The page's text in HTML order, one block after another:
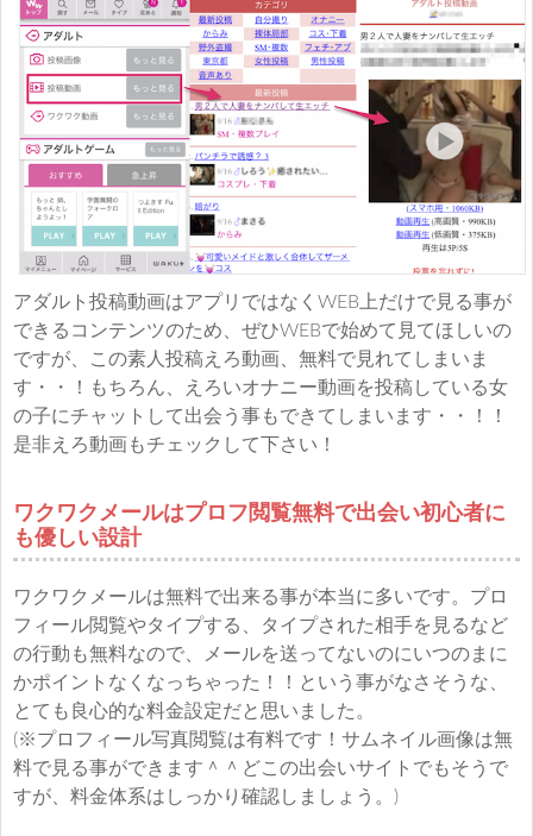
アダルト投稿動画はアプリではなくWEB上だけで見る事が
できるコンテンツのため、ぜひWEBで始めて見てほしいの
ですが、この素人投稿えろ動画、無料で見れてしまいま
す・・！もちろん、えろいオナニー動画を投稿している女
の子にチャットして出会う事もできてしまいます・・！！
是非えろ動画もチェックして下さい！
ワクワクメールはプロフ閲覧無料で出会い初心者に
も優しい設計
ワクワクメールは無料で出来る事が本当に多いです。プロ
フィール閲覧やタイプする、タイプされた相手を見るなど
の行動も無料なので、メールを送ってないのにいつのまに
かポイントなくなっちゃった！！という事がなさそうな、
とても良心的な料金設定だと思いました。
(※プロフィール写真閲覧は有料です！サムネイル画像は無
料で見る事ができます＾＾どこの出会いサイトでもそうで
すが、料金体系はしっかり確認しましょう。)